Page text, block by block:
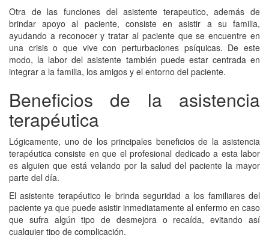
Otra de las funciones del asistente terapeutico, además de
brindar apoyo al paciente, consiste en asistir a su familia,
ayudando a reconocer y tratar al paciente que se encuentre en
una crisis o que vive con perturbaciones psíquicas. De este
modo, la labor del asistente también puede estar centrada en
integrar a la familia, los amigos y el entorno del paciente.
Beneficios de la asistencia
terapéutica
Lógicamente, uno de los principales beneficios de la asistencia
terapéutica consiste en que el profesional dedicado a esta labor
es alguien que está velando por la salud del paciente la mayor
parte del día.
El asistente terapéutico le brinda seguridad a los familiares del
paciente ya que puede asistir inmediatamente al enfermo en caso
que sufra algún tipo de desmejora o recaída, evitando así
cualquier tipo de complicación.